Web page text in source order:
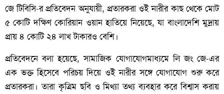
জে টিবিসি-র প্রতিবেদন অনুযায়ী, প্রতারকরা ওই নারীর কাছ থেকে মোট
৫ কোটি দক্ষিণ কোরিয়ান ওয়ান হাতিয়ে নিয়েছে, যা বাংলাদেশি মুদ্রায়
প্রায় ৪ কোটি ২৪ লাখ টাকারও বেশি।
প্রতিবেদনে বলা হয়েছে, সামাজিক যোগাযোগমাধ্যমে লি জং জে-এর
এক ভক্ত হিসেবে পরিচয় দিয়ে ওই নারীর সঙ্গে যোগাযোগ শুরু করে
প্রতারকরা। তারা কৃত্রিম ছবি ও মিথ্যা তথ্য ব্যবহার করে বিশ্বাস করায়